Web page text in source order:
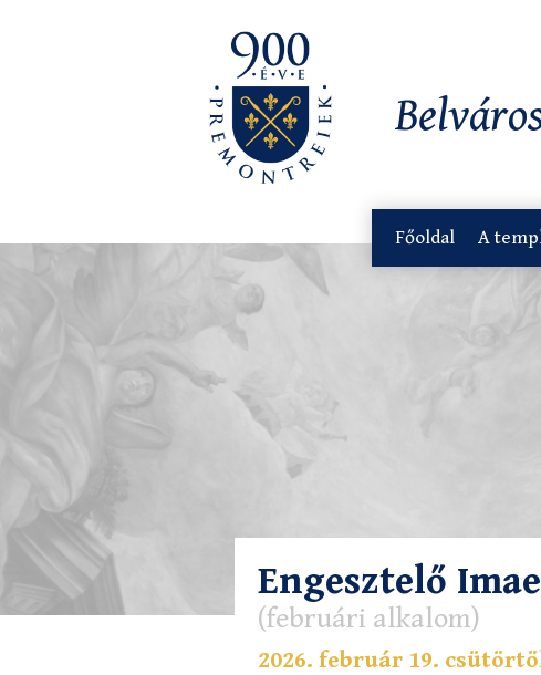
Főoldal A
Engesztelő
(februári alkalom)
2026. február 19.